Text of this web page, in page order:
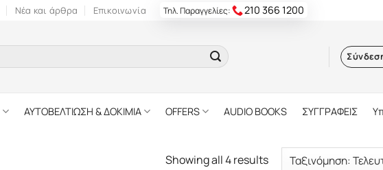
Νέα και άρθρα Επικοινωνία Τηλ. Παραγγελίες: 210 366 1200
ΑΥΤΟΒΕΛΤΙΩΣΗ & ΔΟΚΙΜΙΑ OFFERS AUDIO BOOKS ΣΥΓΓΡΑΦΕΙΣ
Showing all 4 results